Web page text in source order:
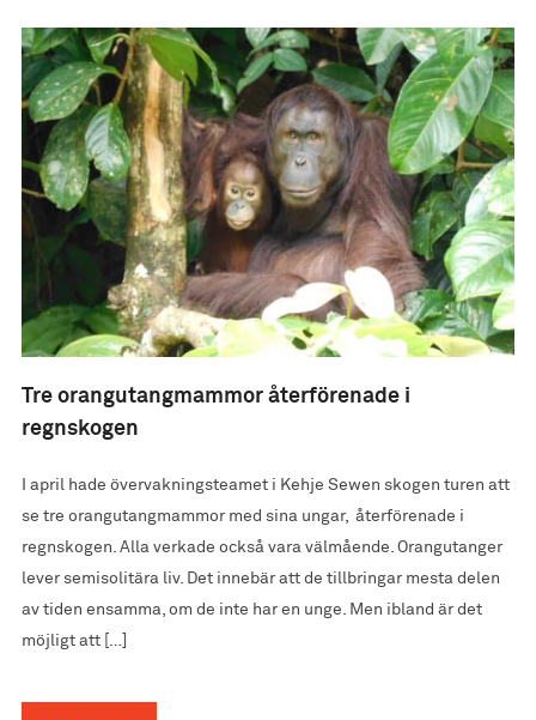
Tre orangutangmammor återförenade i
regnskogen
I april hade övervakningsteamet i Kehje Sewen skogen turen att
se tre orangutangmammor med sina ungar, återförenade i
regnskogen. Alla verkade också vara välmående. Orangutanger
lever semisolitära liv. Det innebär att de tillbringar mesta delen
av tiden ensamma, om de inte har en unge. Men ibland är det
möjligt att […]